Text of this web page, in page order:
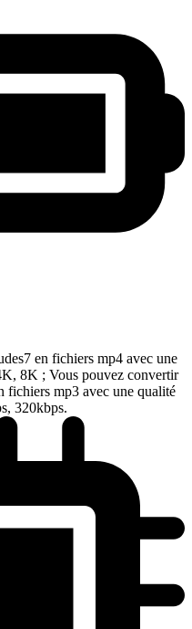
en fichiers mp4 avec une
8K ; Vous pouvez convertir
fichiers mp3 avec une qualité
320kbps.